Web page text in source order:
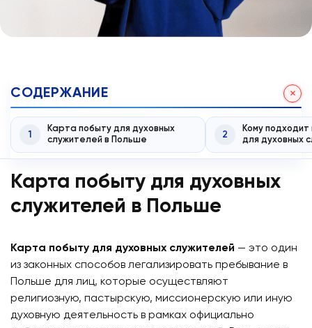
СОДЕРЖАНИЕ
1
Карта побыту для духовных
служителей в Польше
2
Кому
для духовных
Карта побыту для духовных
служителей в Польше
Карта побыту для духовных служителей — это один
из законных способов легализировать пребывание в
Польше для лиц, которые осуществляют
религиозную, пастырскую, миссионерскую или иную
духовную деятельность в рамках официально